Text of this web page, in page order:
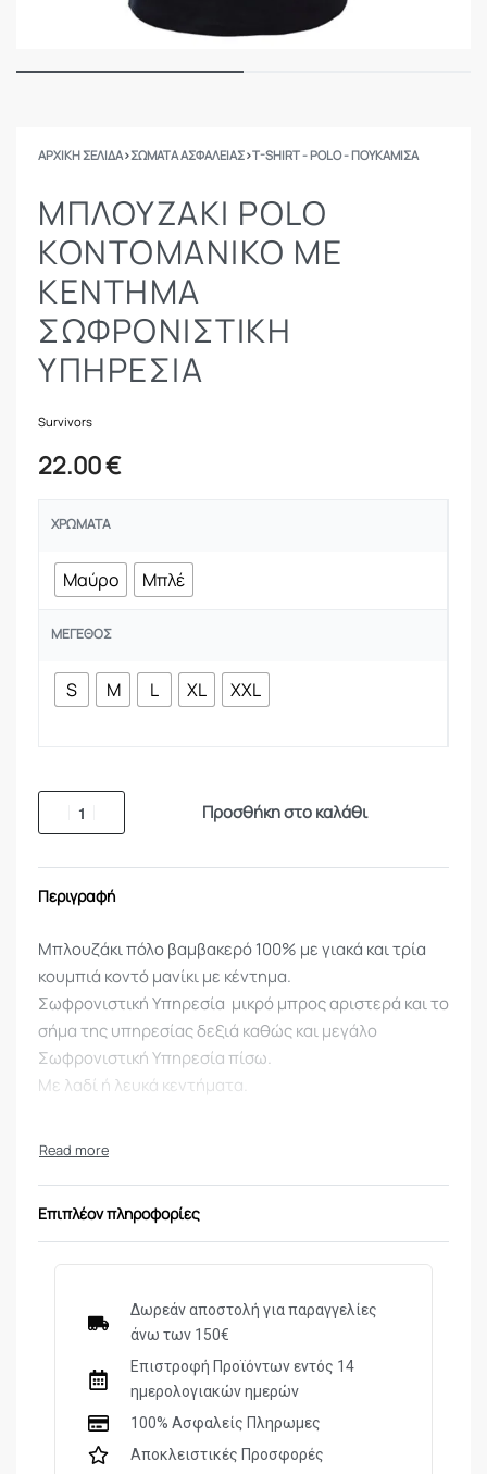
ΑΡΧΙΚΉ ΣΕΛΊΔΑ›ΣΩΜΑΤΑ ΑΣΦΑΛΕΙΑΣ›T-SHIRT - POLO - ΠΟΥΚΆΜΙΣΑ
ΜΠΛΟΥΖΆΚΙ POLO
ΚΟΝΤΟΜΆΝΙΚΟ ΜΕ
ΚΈΝΤΗΜΑ
ΣΩΦΡΟΝΙΣΤΙΚΉ
ΥΠΗΡΕΣΊΑ
Survivors
22.00€
ΧΡΏΜΑΤΑ
Μαύρο Μπλέ
ΜΈΓΕΘΟΣ
S M L XL XXL
Προσθήκη στο καλάθι
Περιγραφή
Μπλουζάκι πόλο βαμβακερό 100% με γιακά και τρία
κουμπιά κοντό μανίκι με κέντημα.
Σωφρονιστική Υπηρεσία μικρό μπρος αριστερά και το
σήμα της υπηρεσίας δεξιά καθώς και μεγάλο
Σωφρονιστική Υπηρεσία πίσω.
Με λαδί ή λευκά κεντήματα.
Επιπλέον πληροφορίες
Δωρεάν αποστολή για παραγγελίες
άνω των 150€
Επιστροφή Προϊόντων εντός 14
ημερολογιακών ημερών
100% Ασφαλείς Πληρωμες
Αποκλειστικές Προσφορές